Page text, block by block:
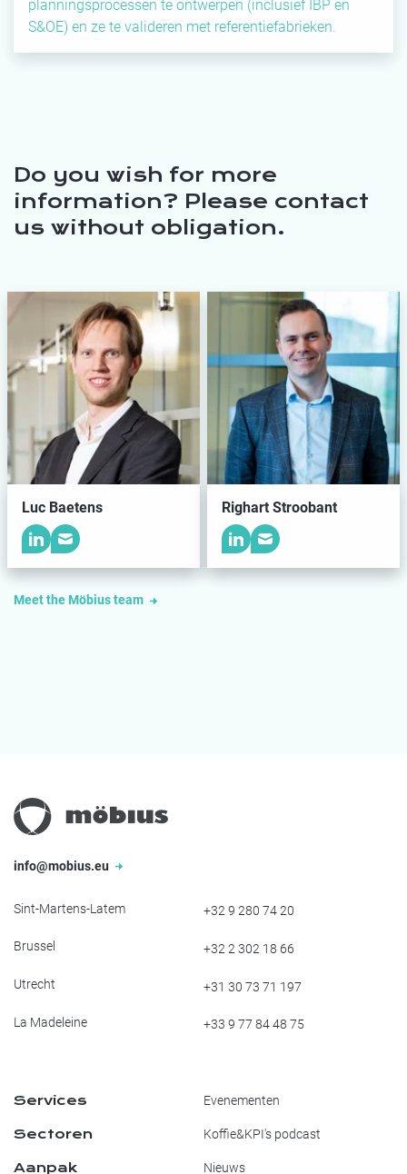
planningsprocessen te ontwerpen (inclusief IBP en
S&OE) en ze te valideren met referentiefabrieken.
Do you wish for more
information? Please contact
us without obligation.
Luc Baetens Righart Stroobant
Meet the Möbius team
info@mobius.eu
Sint-Martens-Latem +32 9 280 74 20
Brussel +32 2 302 18 66
Utrecht +31 30 73 71 197
La Madeleine +33 9 77 84 48 75
Services
Sectoren
Aanpak
Evenementen
Koffie&KPI's podcast
Nieuws